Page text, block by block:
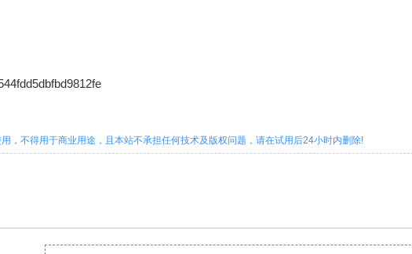
，不得用于商业用途，且本站不承担任何技术及版权问题，请在试用后24小时内删除!